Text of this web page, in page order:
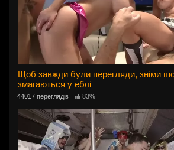
Щоб завжди були перегляди, зніми
змагаються у еблі
44017 переглядів 83%